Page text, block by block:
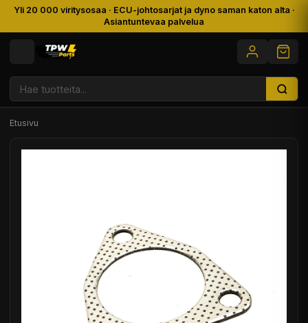
Yli 20 000 viritysosaa · ECU-johtosarjat ja dyno saman katon alta ·
Asiantuntevaa palvelua
Etusivu